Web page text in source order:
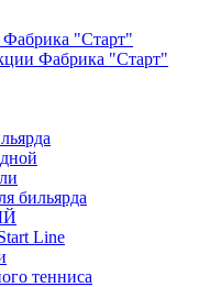
"Старт"
Фабрика "Старт"
бильярда
Line
тенниса